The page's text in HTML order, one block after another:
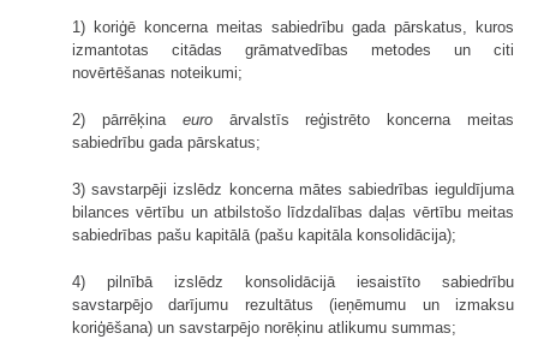
1) koriģē koncerna meitas sabiedrību gada pārskatus, kuros
izmantotas citādas grāmatvedības metodes un citi
novērtēšanas noteikumi;
2) pārrēķina euroārvalstīs reģistrēto koncerna meitas
sabiedrību gada pārskatus;
3) savstarpēji izslēdz koncerna mātes sabiedrības ieguldījuma
bilances vērtību un atbilstošo līdzdalības daļas vērtību meitas
sabiedrības pašu kapitālā (pašu kapitāla konsolidācija);
4) pilnībā izslēdz konsolidācijā iesaistīto sabiedrību
savstarpējo darījumu rezultātus (ieņēmumu un izmaksu
koriģēšana) un savstarpējo norēķinu atlikumu summas;